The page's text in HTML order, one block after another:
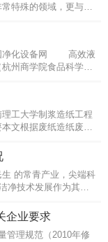
特殊的领域，更与一
式和室内建筑设计等
载的方式，分享......
国净化设备网 高效液
州商学院食品科学与
的色素，这种天然色
工大学制浆造纸工程
文根据废纸造纸废水
目前，用混凝法处理
和废水的混合反
的常青产业，尖端科
净技术发展作为其幕
活领域扩展 ，在食品
企业要求
管理规范（2010年修